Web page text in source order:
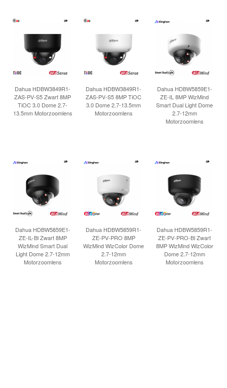
Dahua HDBW3849R1-
ZAS-PV-S5 Zwart 8MP
TiOC 3.0 Dome 2.7-
13.5mm Motorzoomlens
Dahua HDBW3849R1-
ZAS-PV-S5 8MP TiOC
3.0 Dome 2.7-13.5mm
Motorzoomlens
Dahua HDBW5859E1-
ZE-IL 8MP WizMind
Smart Dual Light Dome
2.7-12mm
Motorzoomlens
Dahua HDBW5859E1-
ZE-IL-Bl Zwart 8MP
WizMind Smart Dual
Light Dome 2.7-12mm
Motorzoomlens
Dahua HDBW5859R1-
ZE-PV-PRO 8MP
WizMind WizColor Dome
2.7-12mm
Motorzoomlens
Dahua HDBW5859R1-
ZE-PV-PRO-Bl Zwart
8MP WizMind WizColor
Dome 2.7-12mm
Motorzoomlens